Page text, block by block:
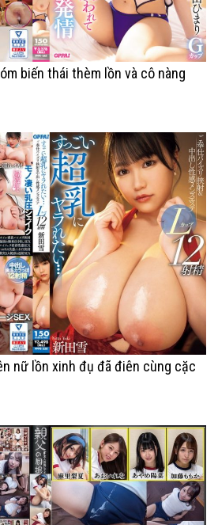
biến thái thèm lồn và cô nàng
nữ lồn xinh đụ đã điên cùng cặc